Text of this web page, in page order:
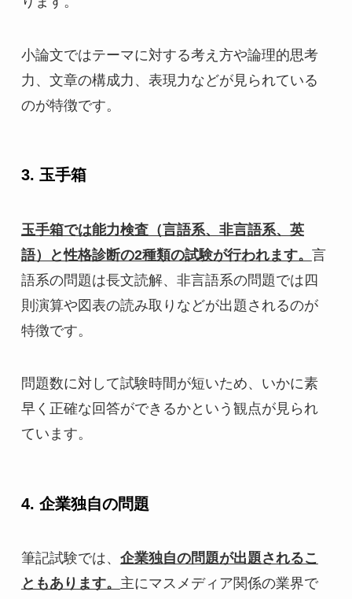
小論文ではテーマに対する考え方や論理的思考
力、文章の構成力、表現力などが見られている
のが特徴です。
3. 玉手箱
玉手箱では能力検査（言語系、非言語系、英
語）と性格診断の2種類の試験が行われます。 言
語系の問題は長文読解、非言語系の問題では四
則演算や図表の読み取りなどが出題されるのが
特徴です。
問題数に対して試験時間が短いため、いかに素
早く正確な回答ができるかという観点が見られ
ています。
4. 企業独自の問題
筆記試験では、 企業独自の問題が出題されるこ
ともあります。 主にマスメディア関係の業界で